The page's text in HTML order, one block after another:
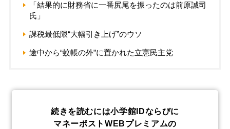
「結果的に財務省に一番尻尾を振ったのは前原誠司
氏」
課税最低限“大幅引き上げ”のウソ
途中から“蚊帳の外”に置かれた立憲民主党
続きを読むには小学館IDならびに
マネーポストWEBプレミアムの